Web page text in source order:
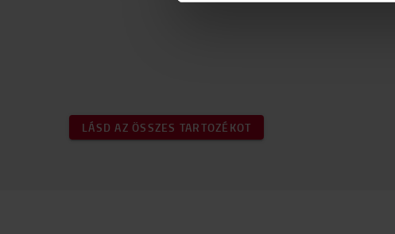
LÁSD AZ ÖSSZES TARTOZÉKOT